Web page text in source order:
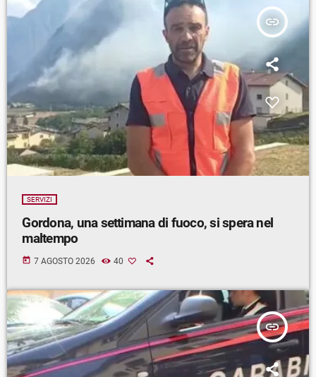
insert_link
SERVIZI
Gordona, una settimana di fuoco, si spera nel
maltempo
today 7 AGOSTO 2026 40
insert_link